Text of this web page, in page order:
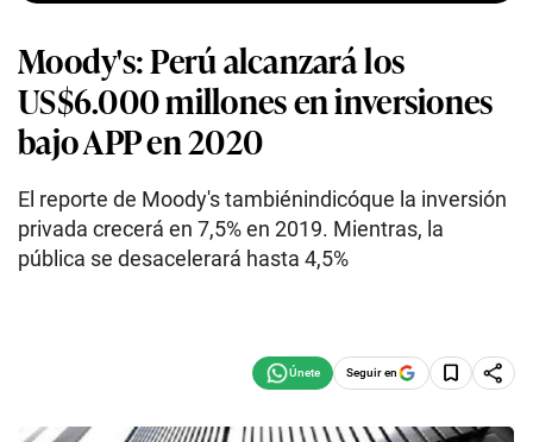
Moody's: Perú alcanzará los
US$6.000 millones en inversiones
bajo APP en 2020
El reporte de Moody's tambiénindicóque la inversión
privada crecerá en 7,5% en 2019. Mientras, la
pública se desacelerará hasta 4,5%
Seguir en